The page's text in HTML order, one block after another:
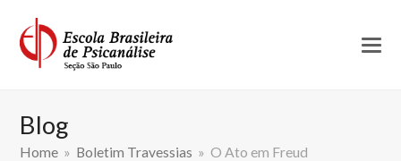
Blog
Home » Boletim Travessias » O Ato em Freud